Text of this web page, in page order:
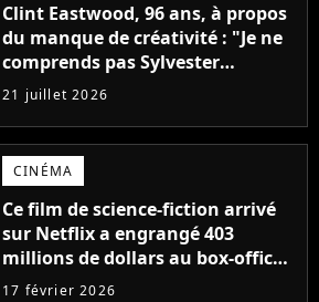
Clint Eastwood, 96 ans, à propos
du manque de créativité : "Je ne
comprends pas Sylvester
Stallone. J'ai l'impression qu'il ne
fait ça que pour l'argent"
21 juillet 2026
CINÉMA
Ce film de science-fiction arrivé
sur Netflix a engrangé 403
millions de dollars au box-office
et fait revivre l'une des sagas les
17 février 2026